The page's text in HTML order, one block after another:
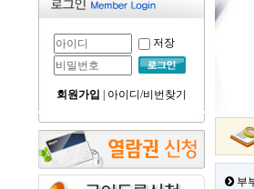
저장
회원가입 아이디/비번찾기
부